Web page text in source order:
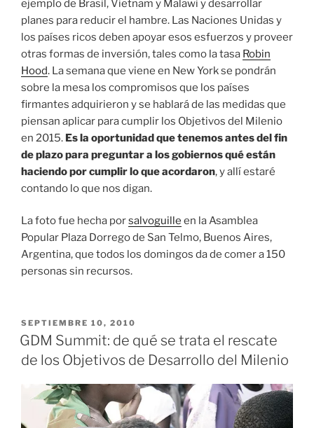
ejemplo de Brasil, Vietnam y Malawi y desarrollar
planes para reducir el hambre. Las Naciones Unidas y
los países ricos deben apoyar esos esfuerzos y proveer
otras formas de inversión, tales como la tasa Robin
Hood. La semana que viene en New York se pondrán
sobre la mesa los compromisos que los países
firmantes adquirieron y se hablará de las medidas que
piensan aplicar para cumplir los Objetivos del Milenio
en 2015. Es la oportunidad que tenemos antes del fin
de plazo para preguntar a los gobiernos qué están
haciendo por cumplir lo que acordaron, y allí estaré
contando lo que nos digan.
La foto fue hecha porsalvoguille en la Asamblea
Popular Plaza Dorrego de San Telmo, Buenos Aires,
Argentina, que todos los domingos da de comer a 150
personas sin recursos.
PUBLICADO
EL
SEPTIEMBRE 10, 2010
GDM Summit: de qué se trata el rescate
de los Objetivos de Desarrollo del Milenio